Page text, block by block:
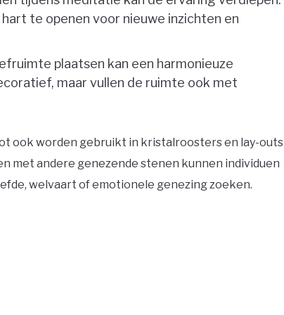
te openen voor nieuwe inzichten en
plaatsen kan een harmonieuze
maar vullen de ruimte ook met
ook worden gebruikt in kristalroosters en lay-outs
met andere genezende stenen kunnen individuen
welvaart of emotionele genezing zoeken.